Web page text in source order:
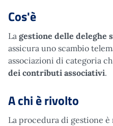
Cos'è
La gestione delle deleghe
assicura uno scambio
associazioni di categoria
dei contributi associativi.
A chi è rivolto
La procedura di gestione è